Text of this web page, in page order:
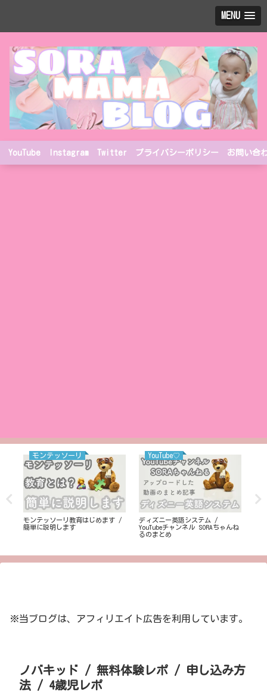
MENU
YouTube Instagram Twitter プライバシーポリシー お問い合
モンテッソーリ
モンテッソーリ教育はじめます /
簡単に説明します
YouTube♡
ディズニー英語システム /
YouTubeチャンネル SORAちゃんね
るのまとめ
※当ブログは、アフィリエイト広告を利用しています。
ノバキッド / 無料体験レポ / 申し込み方
法 / 4歳児レポ